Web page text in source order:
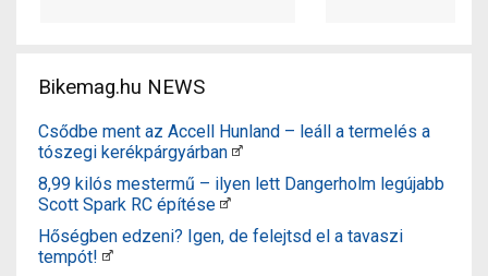
Bikemag.hu NEWS
Csődbe ment az Accell Hunland – leáll a termelés a
tószegi kerékpárgyárban
8,99 kilós mestermű – ilyen lett Dangerholm legújabb
Scott Spark RC építése
Hőségben edzeni? Igen, de felejtsd el a tavaszi
tempót!